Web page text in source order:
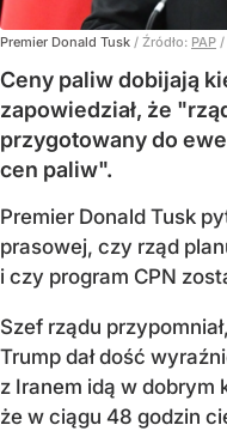
Premier Donald Tusk / Źródło: PAP /
Ceny paliw dobijają
zapowiedział, że
przygotowany do
cen paliw".
Premier Donald Tusk
prasowej, czy rząd
i czy program CPN
Szef rządu
Trump dał dość
z Iranem idą w dobrym
że w ciągu 48 godzin